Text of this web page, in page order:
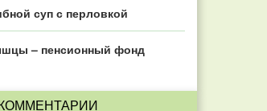
суп с перловкой
– пенсионный фонд